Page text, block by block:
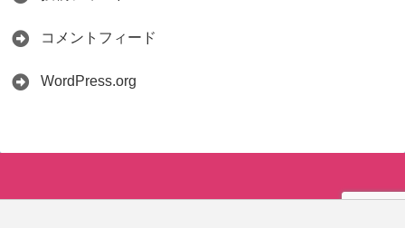
コメントフィード
WordPress.org